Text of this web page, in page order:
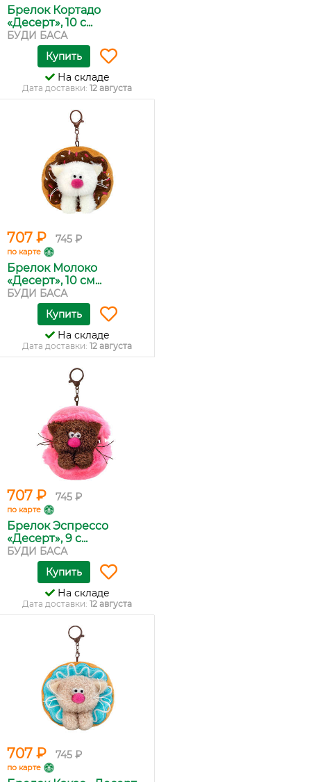
Брелок Кортадо
«Десерт», 10 с...
БУДИ БАСА
Купить
На складе
Дата доставки: 12 августа
707 ₽ 745 ₽
по карте
Брелок Молоко
«Десерт», 10 см...
БУДИ БАСА
Купить
На складе
Дата доставки: 12 августа
707 ₽ 745 ₽
по карте
Брелок Эспрессо
«Десерт», 9 с...
БУДИ БАСА
Купить
На складе
Дата доставки: 12 августа
707 ₽ 745 ₽
по карте